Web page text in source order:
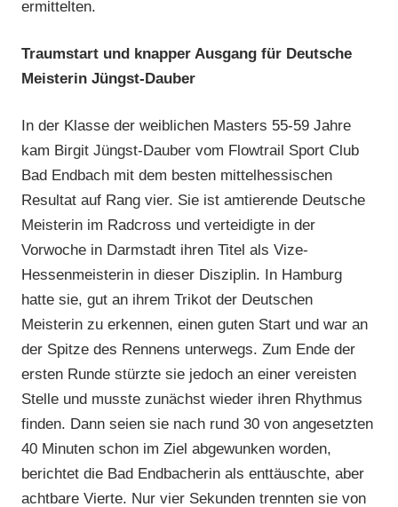
ermittelten.
Traumstart und knapper Ausgang für Deutsche
Meisterin Jüngst-Dauber
In der Klasse der weiblichen Masters 55-59 Jahre
kam Birgit Jüngst-Dauber vom Flowtrail Sport Club
Bad Endbach mit dem besten mittelhessischen
Resultat auf Rang vier. Sie ist amtierende Deutsche
Meisterin im Radcross und verteidigte in der
Vorwoche in Darmstadt ihren Titel als Vize-
Hessenmeisterin in dieser Disziplin. In Hamburg
hatte sie, gut an ihrem Trikot der Deutschen
Meisterin zu erkennen, einen guten Start und war an
der Spitze des Rennens unterwegs. Zum Ende der
ersten Runde stürzte sie jedoch an einer vereisten
Stelle und musste zunächst wieder ihren Rhythmus
finden. Dann seien sie nach rund 30 von angesetzten
40 Minuten schon im Ziel abgewunken worden,
berichtet die Bad Endbacherin als enttäuschte, aber
achtbare Vierte. Nur vier Sekunden trennten sie von